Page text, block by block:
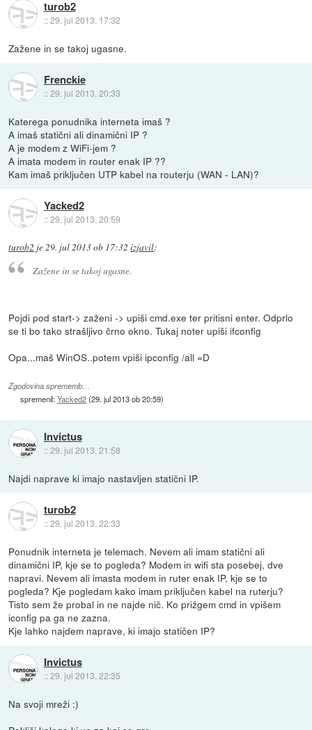
turob2
::29. jul 2013, 17:32
Zažene in se takoj ugasne.
Frenckie
::29. jul 2013, 20:33
Katerega ponudnika interneta imaš ?
A imaš statični ali dinamični IP ?
A je modem z WiFi-jem ?
A imata modem in router enak IP ??
Kam imaš priključen UTP kabel na routerju (WAN - LAN)?
Yacked2
::29. jul 2013, 20:59
turob2 je29. jul 2013 ob 17:32 izjavil:
Zažene in se takoj ugasne.
Pojdi pod start-> zaženi -> upiši cmd.exe ter pritisni enter. Odprlo
se ti bo tako strašljivo črno okno. Tukaj noter upiši ifconfig
Opa...maš WinOS..potem vpiši ipconfig /all =D
Zgodovina sprememb…
spremenil:Yacked2(29. jul 2013 ob 20:59)
Invictus
::29. jul 2013, 21:58
Najdi naprave ki imajo nastavljen statični IP.
turob2
::29. jul 2013, 22:33
Ponudnik interneta je telemach. Nevem ali imam statični ali
dinamični IP, kje se to pogleda? Modem in wifi sta posebej, dve
napravi. Nevem ali imasta modem in ruter enak IP, kje se to
pogleda? Kje pogledam kako imam priključen kabel na ruterju?
Tisto sem že probal in ne najde nič. Ko prižgem cmd in vpišem
iconfig pa ga ne zazna.
Kje lahko najdem naprave, ki imajo statičen IP?
Invictus
::29. jul 2013, 22:35
Na svoji mreži :)